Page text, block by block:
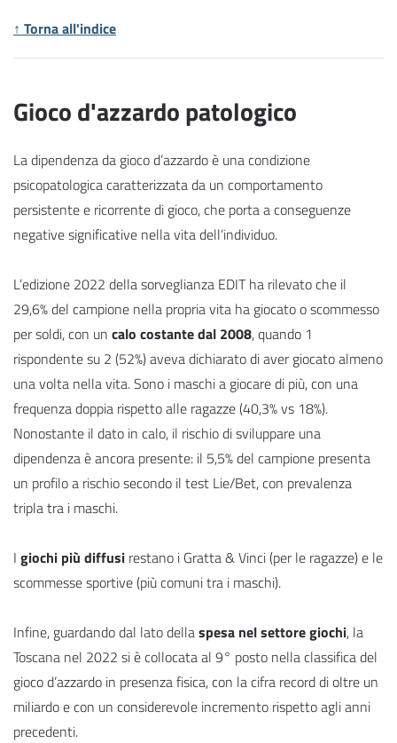
↑ Torna all'indice
Gioco d'azzardo patologico
La dipendenza da gioco d’azzardo è una condizione
psicopatologica caratterizzata da un comportamento
persistente e ricorrente di gioco, che porta a conseguenze
negative significative nella vita dell’individuo.
L’edizione 2022 della sorveglianza EDIT ha rilevato che il
29,6% del campione nella propria vita ha giocato o scommesso
per soldi, con un calo costante dal 2008, quando 1
rispondente su 2 (52%) aveva dichiarato di aver giocato almeno
una volta nella vita. Sono i maschi a giocare di più, con una
frequenza doppia rispetto alle ragazze (40,3% vs 18%).
Nonostante il dato in calo, il rischio di sviluppare una
dipendenza è ancora presente: il 5,5% del campione presenta
un profilo a rischio secondo il test Lie/Bet, con prevalenza
tripla tra i maschi.
I giochi più diffusi restano i Gratta & Vinci (per le ragazze) e le
scommesse sportive (più comuni tra i maschi).
Infine, guardando dal lato dellaspesa nel settore giochi, la
Toscana nel 2022 si è collocata al 9° posto nella classifica del
gioco d’azzardo in presenza fisica, con la cifra record di oltre un
miliardo e con un considerevole incremento rispetto agli anni
precedenti.